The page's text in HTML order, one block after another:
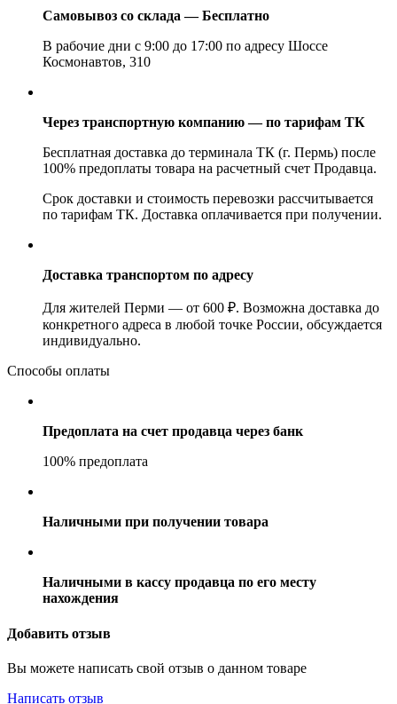
Самовывоз со склада — Бесплатно
В рабочие дни с 9:00 до 17:00 по адресу Шоссе
Космонавтов, 310
Через транспортную компанию — по тарифам ТК
Бесплатная доставка до терминала ТК (г. Пермь) после
100% предоплаты товара на расчетный счет Продавца.
Срок доставки и стоимость перевозки рассчитывается
по тарифам ТК. Доставка оплачивается при получении.
Доставка транспортом по адресу
Для жителей Перми — от 600 ₽. Возможна доставка до
конкретного адреса в любой точке России, обсуждается
индивидуально.
Способы оплаты
Предоплата на счет продавца через банк
100% предоплата
Наличными при получении товара
Наличными в кассу продавца по его месту
нахождения
Добавить отзыв
Вы можете написать свой отзыв о данном товаре
Написать отзыв